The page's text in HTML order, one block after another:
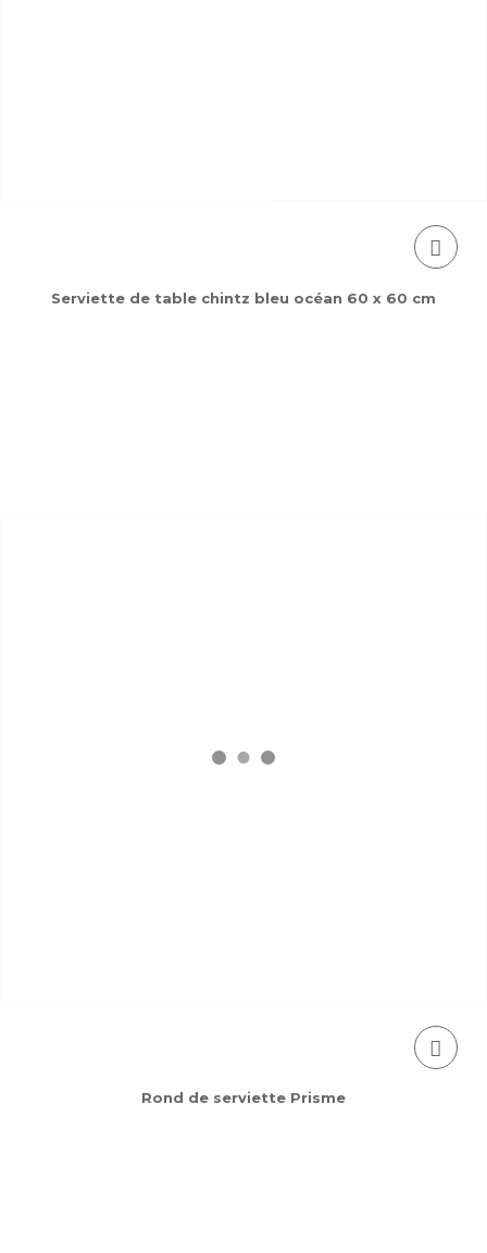
Serviette de table chintz bleu océan 60 x 60 cm
Rond de serviette Prisme